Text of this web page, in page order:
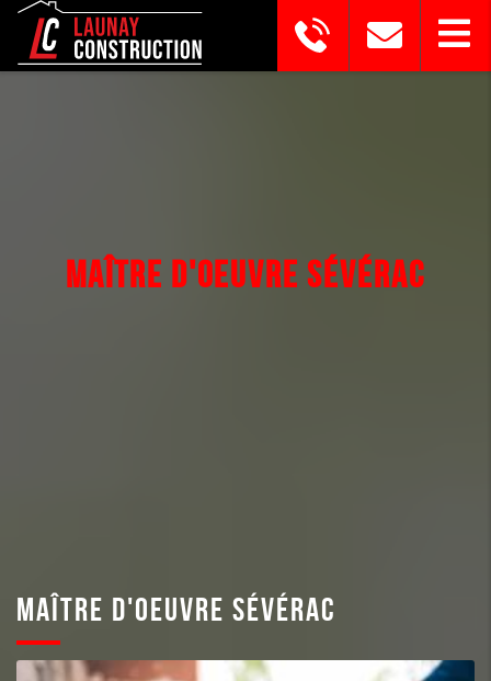
MAÎTRE D'OEUVRE SÉVÉRAC
MAÎTRE D'OEUVRE SÉVÉRAC